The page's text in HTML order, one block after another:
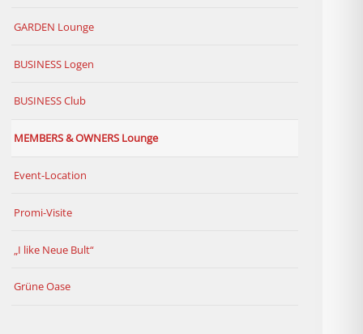
GARDEN Lounge
BUSINESS Logen
BUSINESS Club
MEMBERS & OWNERS Lounge
Event-Location
Promi-Visite
„I like Neue Bult“
Grüne Oase